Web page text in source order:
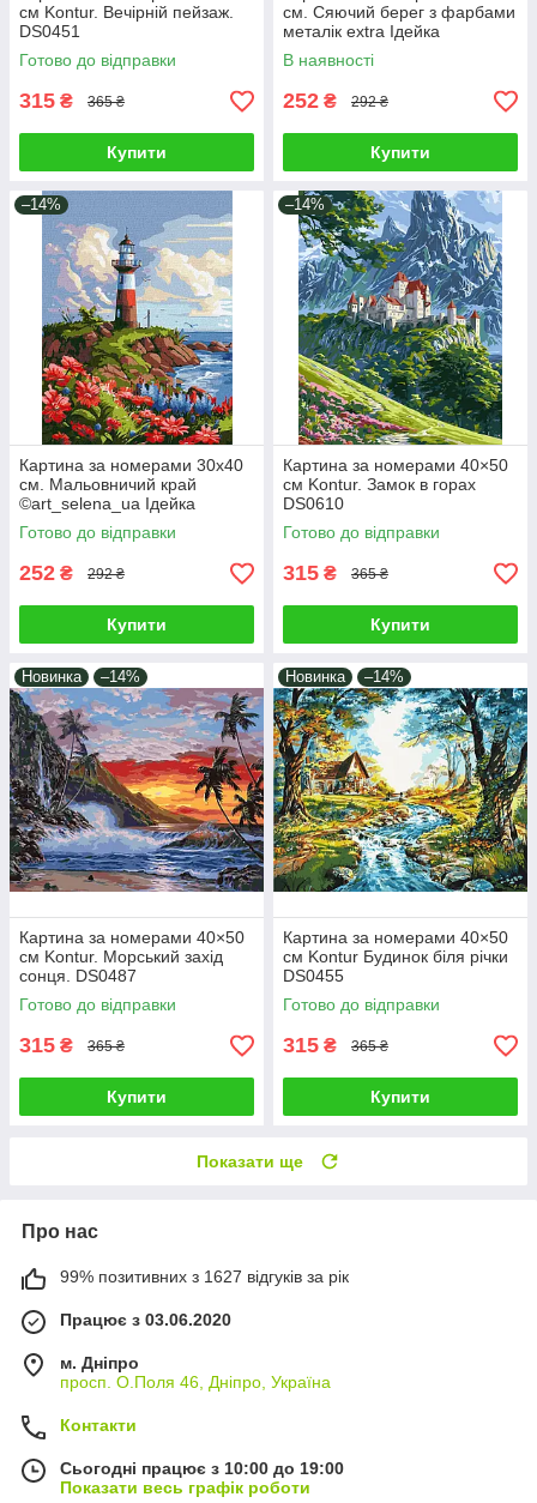
см Kontur. Вечірній пейзаж.
DS0451
Готово до відправки
315 ₴ 365 ₴
Купити
см. Сяючий берег з фарбами
металік extra Ідейка
KHO6387
В наявності
252 ₴ 292 ₴
Купити
–14%
Картина за номерами 30х40
см. Мальовничий край
©art_selena_ua Ідейка
КНО2790
Готово до відправки
252 ₴ 292 ₴
Купити
–14%
Картина за номерами 40×50
см Kontur. Замок в горах
DS0610
Готово до відправки
315 ₴ 365 ₴
Купити
Новинка –14%
Картина за номерами 40×50
см Kontur. Морський захід
сонця. DS0487
Готово до відправки
315 ₴ 365 ₴
Купити
Новинка –14%
Картина за номерами 40×50
см Kontur Будинок біля річки
DS0455
Готово до відправки
315 ₴ 365 ₴
Купити
Показати ще
Про нас
99% позитивних з 1627 відгуків за рік
Працює з 03.06.2020
м. Дніпро
просп. О.Поля 46, Дніпро, Україна
Контакти
Сьогодні працює з 10:00 до 19:00
Показати весь графік роботи